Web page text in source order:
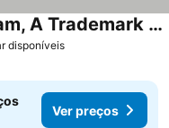
disponíveisVer preços
Viva V Samana by Wyndham, A Trademark Adults All Inclusive
Ver preços